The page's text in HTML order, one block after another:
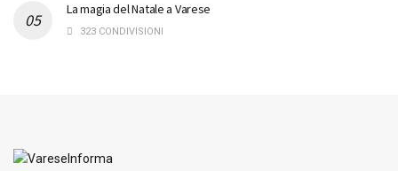
La magia del Natale a Varese
323 CONDIVISIONI